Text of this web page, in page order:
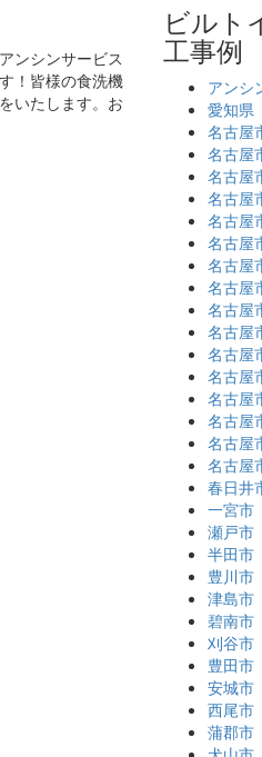
ンシンサービス
！皆様の食洗機
いたします。お
ビルト
工事例
アンシ
愛知県
名古屋
名古屋
名古屋
名古屋
名古屋
名古屋
名古屋
名古屋
名古屋
名古屋
名古屋
名古屋
名古屋
名古屋
名古屋
名古屋
春日井
一宮市
瀬戸市
半田市
豊川市
津島市
碧南市
刈谷市
豊田市
安城市
西尾市
蒲郡市